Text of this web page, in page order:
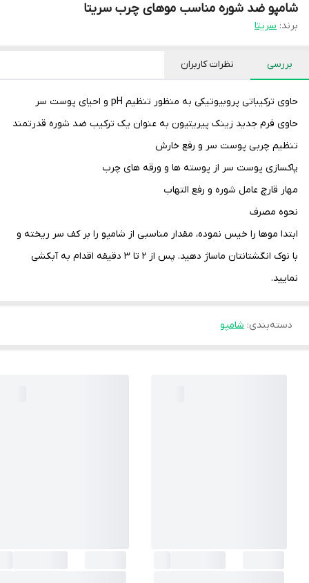
شامپو ضد شوره مناسب موهای چرب سریتا
برند: سریتا
بررسی نظرات کاربران
حاوی ترکیباتی پروبیوتیکی به منظور تنظیم pH و احیای پوست سر
حاوی فرم جدید زینک پیریتیون به عنوان یک ترکیب ضد شوره قدرتمند
تنظیم چربی پوست سر و رفع خارش
پاکسازی پوست سر از پوسته ها و ورقه های چرب
مهار قارچ عامل شوره و رفع التهاب
نحوه مصرف
ابتدا موها را خیس نموده، مقدار مناسبی از شامپو را بر کف سر ریخته و
با نوک انگشتانتان ماساژ دهید. پس از ۲ تا ۳ دقیقه اقدام به آبکشی
نمایید.
دسته‌بندی: شامپو